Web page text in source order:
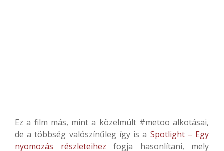
Ez a film más, mint a közelmúlt #metoo alkotásai,
de a többség valószínűleg így is a Spotlight – Egy
nyomozás részleteihez fogja hasonlítani, mely